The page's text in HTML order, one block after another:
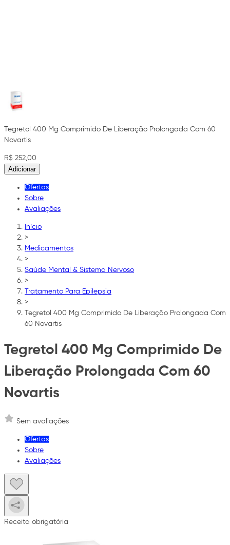
Tegretol 400 Mg Comprimido De Liberação Prolongada Com 60
Novartis
R$ 252,00
Adicionar
Ofertas
Sobre
Avaliações
Início
>
Medicamentos
>
Saúde Mental & Sistema Nervoso
>
Tratamento Para Epilepsia
>
Tegretol 400 Mg Comprimido De Liberação Prolongada Com
60 Novartis
Tegretol 400 Mg Comprimido De
Liberação Prolongada Com 60
Novartis
Sem avaliações
Ofertas
Sobre
Avaliações
Receita obrigatória